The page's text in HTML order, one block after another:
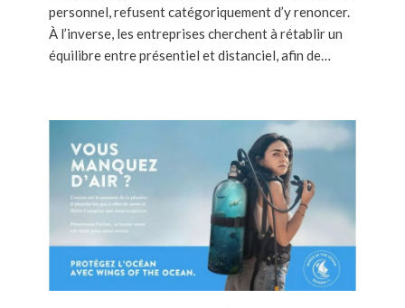
personnel, refusent catégoriquement d’y renoncer.
À l’inverse, les entreprises cherchent à rétablir un
équilibre entre présentiel et distanciel, afin de…